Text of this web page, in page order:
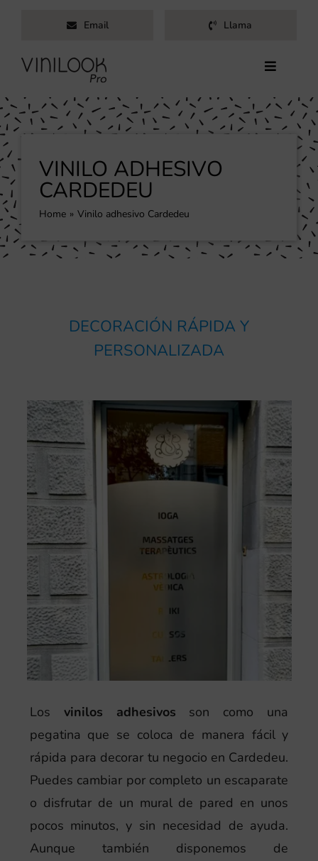
contenido
Email Llama
Toggle
Inicio
Servicios
Productos
Trabajos
Blog
Contacto
VINILO ADHESIVO
CARDEDEU
Home Vinilo adhesivo Cardedeu
DECORACIÓN RÁPIDA Y
PERSONALIZADA
Los vinilos adhesivos son como una
pegatina que se coloca de manera fácil y
rápida para decorar tu negocio en Cardedeu.
Puedes cambiar por completo un escaparate
o disfrutar de un mural de pared en unos
pocos minutos, y sin necesidad de ayuda.
Aunque también disponemos de